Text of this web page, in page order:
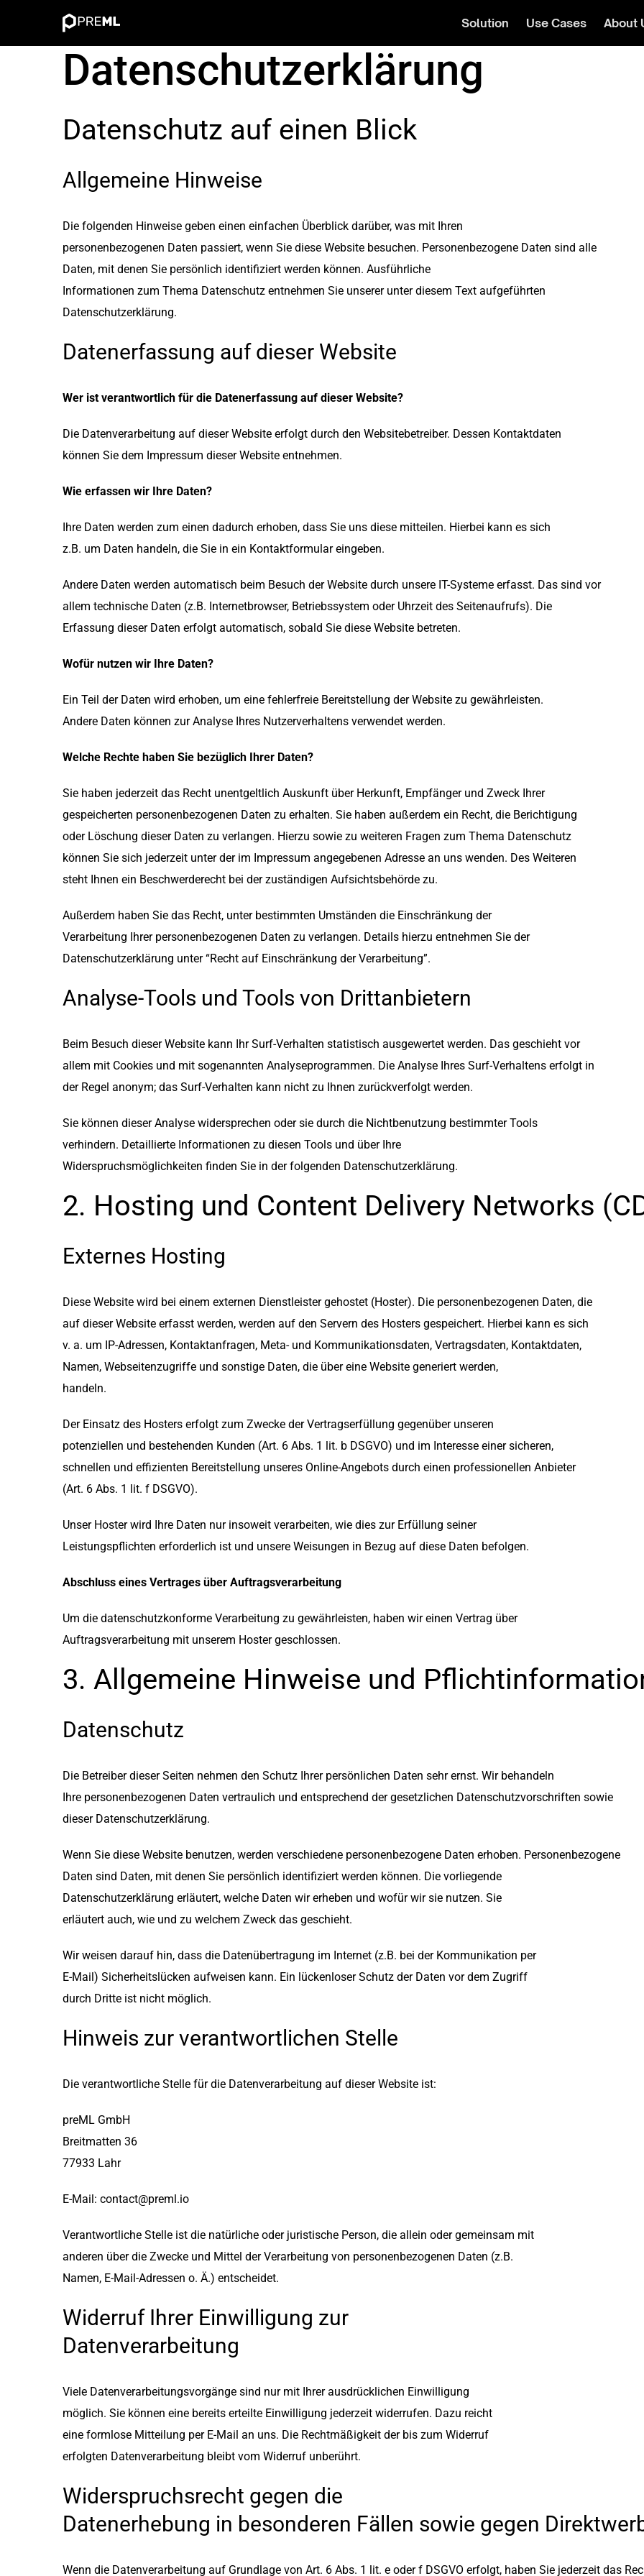
Solution Use Cases About
Datenschutzerklärung
Datenschutz auf einen Blick
Allgemeine Hinweise
Die folgenden Hinweise geben einen einfachen Überblick darüber, was mit Ihren
personenbezogenen Daten passiert, wenn Sie diese Website besuchen. Personenbezogene Daten sind alle
Daten, mit denen Sie persönlich identifiziert werden können. Ausführliche
Informationen zum Thema Datenschutz entnehmen Sie unserer unter diesem Text aufgeführten
Datenschutzerklärung.
Datenerfassung auf dieser Website
Wer ist verantwortlich für die Datenerfassung auf dieser Website?
Die Datenverarbeitung auf dieser Website erfolgt durch den Websitebetreiber. Dessen Kontaktdaten
können Sie dem Impressum dieser Website entnehmen.
Wie erfassen wir Ihre Daten?
Ihre Daten werden zum einen dadurch erhoben, dass Sie uns diese mitteilen. Hierbei kann es sich
z.B. um Daten handeln, die Sie in ein Kontaktformular eingeben.
Andere Daten werden automatisch beim Besuch der Website durch unsere IT-Systeme erfasst. Das sind vor
allem technische Daten (z.B. Internetbrowser, Betriebssystem oder Uhrzeit des Seitenaufrufs). Die
Erfassung dieser Daten erfolgt automatisch, sobald Sie diese Website betreten.
Wofür nutzen wir Ihre Daten?
Ein Teil der Daten wird erhoben, um eine fehlerfreie Bereitstellung der Website zu gewährleisten.
Andere Daten können zur Analyse Ihres Nutzerverhaltens verwendet werden.
Welche Rechte haben Sie bezüglich Ihrer Daten?
Sie haben jederzeit das Recht unentgeltlich Auskunft über Herkunft, Empfänger und Zweck Ihrer
gespeicherten personenbezogenen Daten zu erhalten. Sie haben außerdem ein Recht, die Berichtigung
oder Löschung dieser Daten zu verlangen. Hierzu sowie zu weiteren Fragen zum Thema Datenschutz
können Sie sich jederzeit unter der im Impressum angegebenen Adresse an uns wenden. Des Weiteren
steht Ihnen ein Beschwerderecht bei der zuständigen Aufsichtsbehörde zu.
Außerdem haben Sie das Recht, unter bestimmten Umständen die Einschränkung der
Verarbeitung Ihrer personenbezogenen Daten zu verlangen. Details hierzu entnehmen Sie der
Datenschutzerklärung unter “Recht auf Einschränkung der Verarbeitung”.
Analyse-Tools und Tools von Drittanbietern
Beim Besuch dieser Website kann Ihr Surf-Verhalten statistisch ausgewertet werden. Das geschieht vor
allem mit Cookies und mit sogenannten Analyseprogrammen. Die Analyse Ihres Surf-Verhaltens erfolgt in
der Regel anonym; das Surf-Verhalten kann nicht zu Ihnen zurückverfolgt werden.
Sie können dieser Analyse widersprechen oder sie durch die Nichtbenutzung bestimmter Tools
verhindern. Detaillierte Informationen zu diesen Tools und über Ihre
Widerspruchsmöglichkeiten finden Sie in der folgenden Datenschutzerklärung.
2. Hosting und Content Delivery Networks
Externes Hosting
Diese Website wird bei einem externen Dienstleister gehostet (Hoster). Die personenbezogenen Daten, die
auf dieser Website erfasst werden, werden auf den Servern des Hosters gespeichert. Hierbei kann es sich
v. a. um IP-Adressen, Kontaktanfragen, Meta- und Kommunikationsdaten, Vertragsdaten, Kontaktdaten,
Namen, Webseitenzugriffe und sonstige Daten, die über eine Website generiert werden,
handeln.
Der Einsatz des Hosters erfolgt zum Zwecke der Vertragserfüllung gegenüber unseren
potenziellen und bestehenden Kunden (Art. 6 Abs. 1 lit. b DSGVO) und im Interesse einer sicheren,
schnellen und effizienten Bereitstellung unseres Online-Angebots durch einen professionellen Anbieter
(Art. 6 Abs. 1 lit. f DSGVO).
Unser Hoster wird Ihre Daten nur insoweit verarbeiten, wie dies zur Erfüllung seiner
Leistungspflichten erforderlich ist und unsere Weisungen in Bezug auf diese Daten befolgen.
Abschluss eines Vertrages über Auftragsverarbeitung
Um die datenschutzkonforme Verarbeitung zu gewährleisten, haben wir einen Vertrag über
Auftragsverarbeitung mit unserem Hoster geschlossen.
3. Allgemeine Hinweise und
Datenschutz
Die Betreiber dieser Seiten nehmen den Schutz Ihrer persönlichen Daten sehr ernst. Wir behandeln
Ihre personenbezogenen Daten vertraulich und entsprechend der gesetzlichen Datenschutzvorschriften sowie
dieser Datenschutzerklärung.
Wenn Sie diese Website benutzen, werden verschiedene personenbezogene Daten erhoben. Personenbezogene
Daten sind Daten, mit denen Sie persönlich identifiziert werden können. Die vorliegende
Datenschutzerklärung erläutert, welche Daten wir erheben und wofür wir sie nutzen. Sie
erläutert auch, wie und zu welchem Zweck das geschieht.
Wir weisen darauf hin, dass die Datenübertragung im Internet (z.B. bei der Kommunikation per
E-Mail) Sicherheitslücken aufweisen kann. Ein lückenloser Schutz der Daten vor dem Zugriff
durch Dritte ist nicht möglich.
Hinweis zur verantwortlichen Stelle
Die verantwortliche Stelle für die Datenverarbeitung auf dieser Website ist:
preML GmbH
Breitmatten 36
77933 Lahr
E-Mail: contact@preml.io
Verantwortliche Stelle ist die natürliche oder juristische Person, die allein oder gemeinsam mit
anderen über die Zwecke und Mittel der Verarbeitung von personenbezogenen Daten (z.B.
Namen, E-Mail-Adressen o. Ä.) entscheidet.
Widerruf Ihrer Einwilligung zur
Datenverarbeitung
Viele Datenverarbeitungsvorgänge sind nur mit Ihrer ausdrücklichen Einwilligung
möglich. Sie können eine bereits erteilte Einwilligung jederzeit widerrufen. Dazu reicht
eine formlose Mitteilung per E-Mail an uns. Die Rechtmäßigkeit der bis zum Widerruf
erfolgten Datenverarbeitung bleibt vom Widerruf unberührt.
Widerspruchsrecht gegen die
Datenerhebung in besonderen Fällen sowie gegen
Wenn die Datenverarbeitung auf Grundlage von Art. 6 Abs. 1 lit. e oder f DSGVO erfolgt, haben Sie jederzeit das